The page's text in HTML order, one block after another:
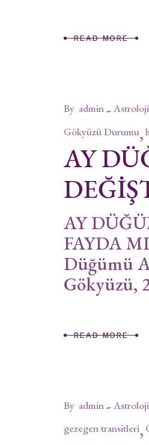
READ MORE
By admin
Gökyüzü Durumu
AY
AY
FAYDA
Düğümü
Gökyüzü,
READ MORE
By admin
gezegen transitleri